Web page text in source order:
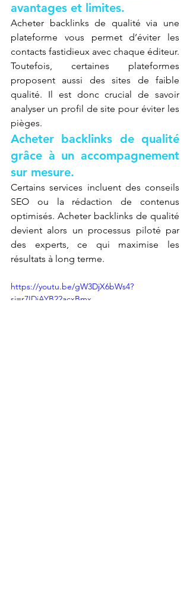
avantages et limites.
Acheter backlinks de qualité via une
plateforme vous permet d’éviter les
contacts fastidieux avec chaque éditeur.
Toutefois, certaines plateformes
proposent aussi des sites de faible
qualité. Il est donc crucial de savoir
analyser un profil de site pour éviter les
pièges.
Acheter backlinks de qualité
grâce à un accompagnement
sur mesure.
Certains services incluent des conseils
SEO ou la rédaction de contenus
optimisés. Acheter backlinks de qualité
devient alors un processus piloté par
des experts, ce qui maximise les
résultats à long terme.
https://youtu.be/gW3DjX6bWs4?
si=r7IDjAYB22acxBmx